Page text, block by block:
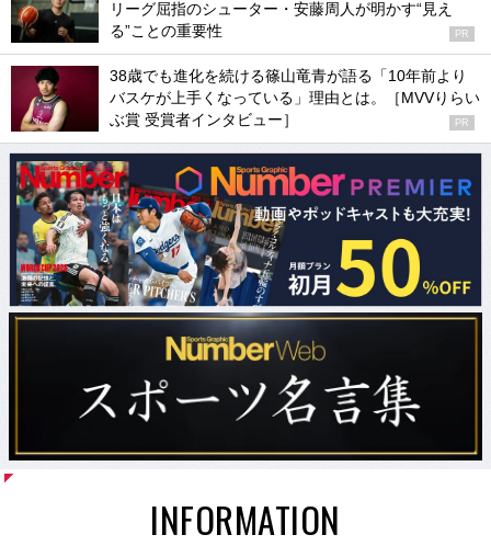
リーグ屈指のシューター・安藤周人が明かす“見え
る”ことの重要性
PR
38歳でも進化を続ける篠山竜青が語る「10年前より
バスケが上手くなっている」理由とは。［MVVりらい
ぶ賞 受賞者インタビュー］
PR
INFORMATION